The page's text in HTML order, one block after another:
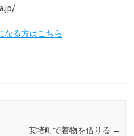
なる方はこちら
安堵町で着物を借りる →